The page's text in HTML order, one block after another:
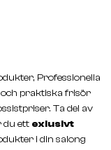
DISICIDE
Spray 300ml
Professionella
praktiska frisör
Ta del av
du ett exlusivt
i din salong